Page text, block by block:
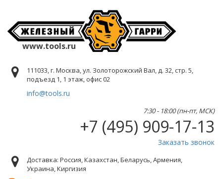
www.tools.ru
111033, г. Москва, ул. Золоторожский Вал, д. 32, стр. 5,
подъезд 1, 1 этаж, офис 02
info@tools.ru
7:30 - 18:00 (пн-пт, МСК)
+7 (495) 909-17-13
Заказать звонок
Доставка: Россия, Казахстан, Беларусь, Армения,
Украина, Киргизия